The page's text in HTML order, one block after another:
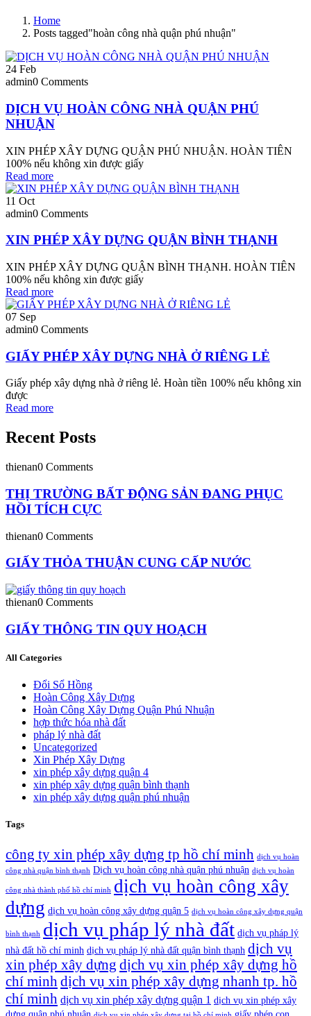
Home
Posts tagged"hoàn công nhà quận phú nhuận"
24 Feb
admin0 Comments
DỊCH VỤ HOÀN CÔNG NHÀ QUẬN PHÚ
NHUẬN
XIN PHÉP XÂY DỰNG QUẬN PHÚ NHUẬN. HOÀN TIÊN
100% nếu không xin được giấy
Read more
11 Oct
admin0 Comments
XIN PHÉP XÂY DỰNG QUẬN BÌNH THẠNH
XIN PHÉP XÂY DỰNG QUẬN BÌNH THẠNH. HOÀN TIÊN
100% nếu không xin được giấy
Read more
07 Sep
admin0 Comments
GIẤY PHÉP XÂY DỰNG NHÀ Ở RIÊNG LẺ
Giấy phép xây dựng nhà ở riêng lẻ. Hoàn tiền 100% nếu không xin
được
Read more
Recent Posts
thienan0 Comments
THỊ TRƯỜNG BẤT ĐỘNG SẢN ĐANG PHỤC
HỒI TÍCH CỰC
thienan0 Comments
GIẤY THỎA THUẬN CUNG CẤP NƯỚC
thienan0 Comments
GIẤY THÔNG TIN QUY HOẠCH
All Categories
Đổi Sổ Hồng
Hoàn Công Xây Dựng
Hoàn Công Xây Dựng Quận Phú Nhuận
hợp thức hóa nhà đất
pháp lý nhà đất
Uncategorized
Xin Phép Xây Dựng
xin phép xây dựng quận 4
xin phép xây dựng quận bình thạnh
xin phép xây dựng quận phú nhuận
Tags
công ty xin phép xây dựng tp hồ chí minh dịch vụ hoàn
công nhà quận bình thạnh Dịch vụ hoàn công nhà quận phú nhuận dịch vụ hoàn
công nhà thành phố hồ chí minh dịch vụ hoàn công xây
dựng dịch vụ hoàn công xây dựng quận 5 dịch vụ hoàn công xây dựng quận
bình thạnh dịch vụ pháp lý nhà đất dịch vụ pháp lý
nhà đất hồ chí minh dịch vụ pháp lý nhà đất quận bình thạnh dịch vụ
xin phép xây dựng dịch vụ xin phép xây dựng hồ
chí minh dịch vụ xin phép xây dựng nhanh tp. hồ
chí minh dịch vụ xin phép xây dựng quận 1 dịch vụ xin phép xây
dựng quận phú nhuận
giấy phép con